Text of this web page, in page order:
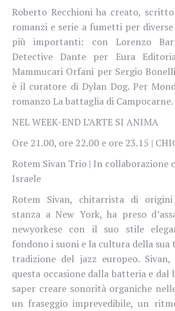
Roberto Recchioni ha creato,
romanzi e serie a fumetti per
più importanti: con Lorenzo
Detective Dante per Eura
Mammucari Orfani per Sergio
è il curatore di Dylan Dog. Per
romanzo La battaglia di Campocarne.
NEL WEEK-END L’ARTE SI ANIMA
Ore 21.00, ore 22.00 e ore 23.15 |
Rotem Sivan Trio | In collaborazione
Israele
Rotem Sivan, chitarrista di
stanza a New York, ha preso
newyorkese con il suo stile
fondono i suoni e la cultura della sua
tradizione del jazz europeo.
questa occasione dalla batteria e dal
saper creare sonorità organiche
un fraseggio imprevedibile, un